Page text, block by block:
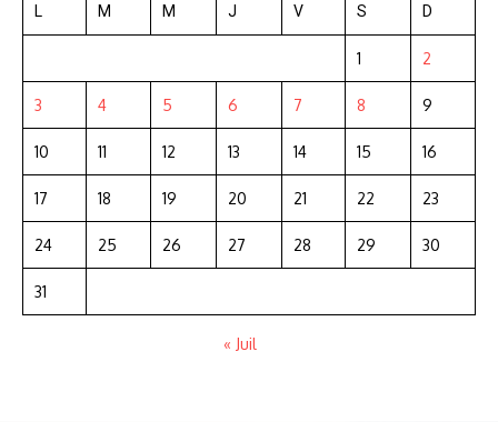
L M M J V S D
1 2
3 4 5 6 7 8 9
10 11 12 13 14 15 16
17 18 19 20 21 22 23
24 25 26 27 28 29 30
31
« Juil